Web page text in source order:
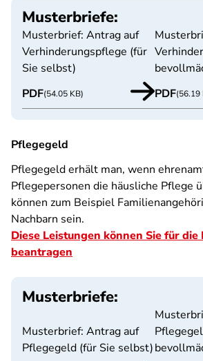
Musterbriefe:
Musterbrief: Antrag auf
Verhinderungspflege (für
Sie selbst)
PDF(54.05 KB)
PDF(56.19
Pflegegeld
Pflegegeld erhält man, wenn
Pflegepersonen die häusliche Pflege
können zum Beispiel
Nachbarn sein.
Diese Leistungen können Sie für die
beantragen
Musterbriefe:
Musterbrief: Antrag auf
Pflegegeld (für Sie selbst)